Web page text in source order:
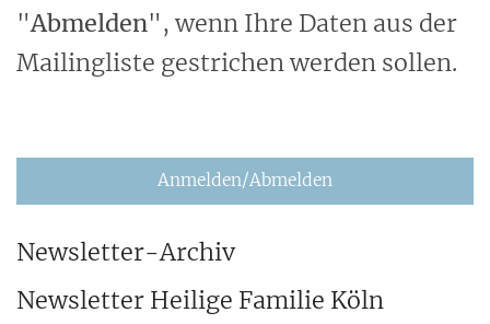
"Abmelden", wenn Ihre Daten aus der
Mailingliste gestrichen werden sollen.
Anmelden/Abmelden
Newsletter-Archiv
Newsletter Heilige Familie Köln